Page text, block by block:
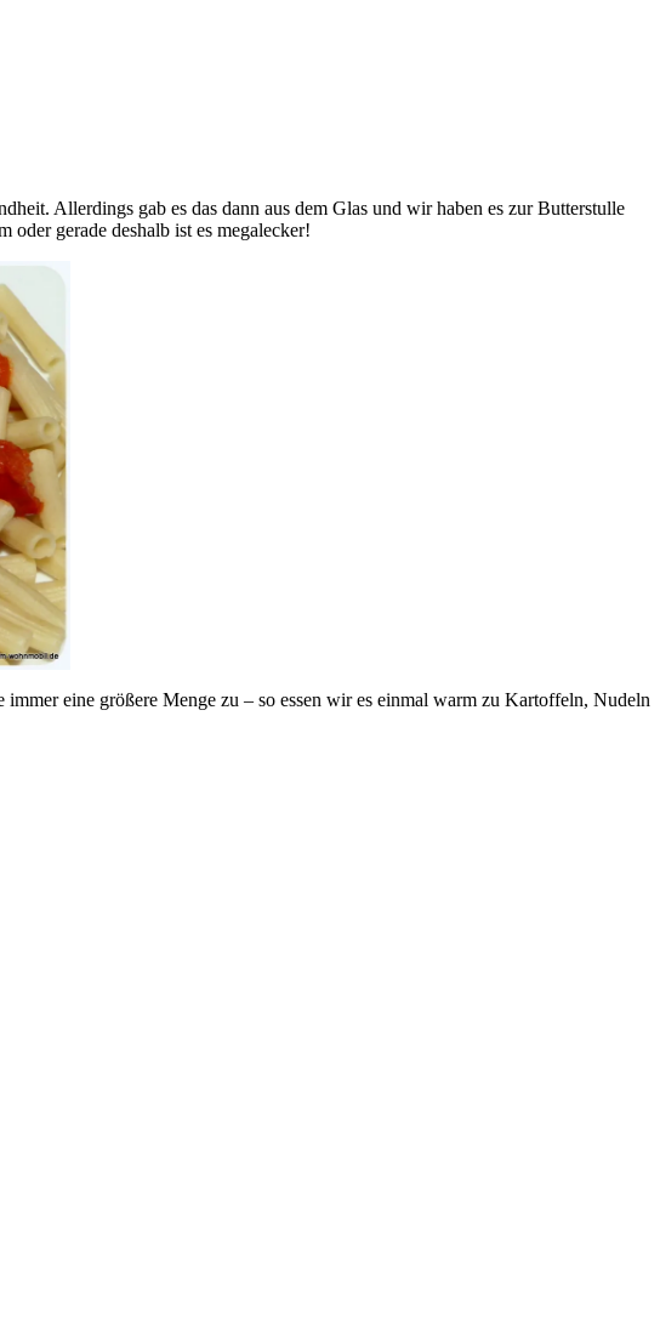
Allerdings gab es das dann aus dem Glas und wir haben es zur Butterstulle
oder gerade deshalb ist es megalecker!
eine größere Menge zu – so essen wir es einmal warm zu Kartoffeln, Nudeln